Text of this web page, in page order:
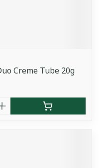
Creme Tube 20g